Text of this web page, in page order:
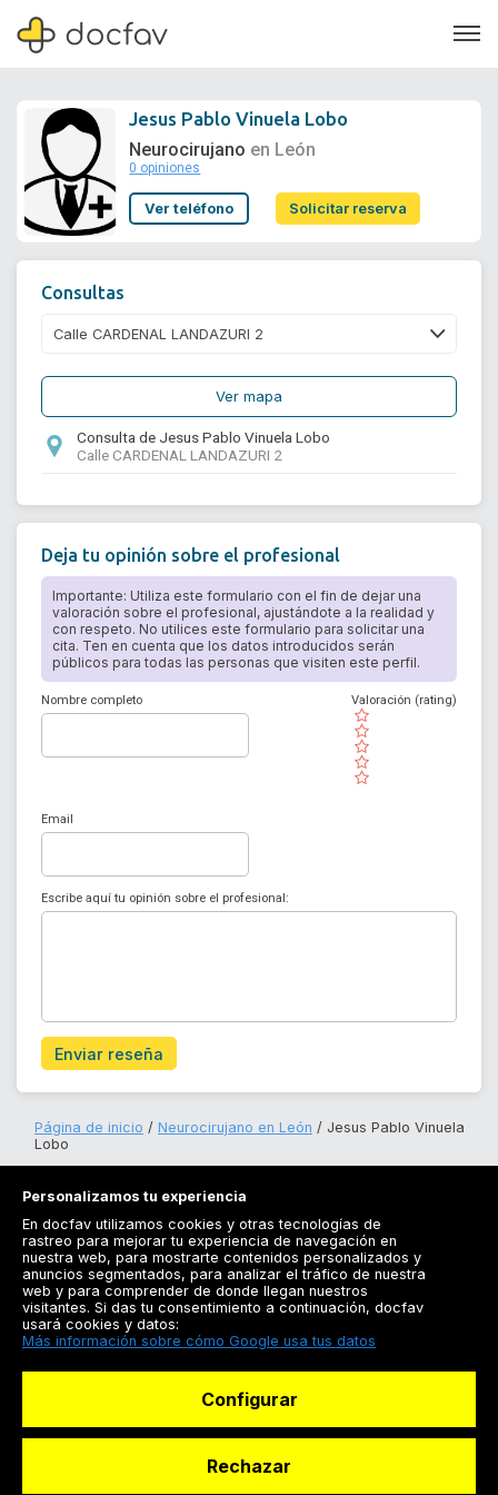
Soporte
Jesus Pablo Vinuela Lobo
Neurocirujano en León
0 opiniones
Ver teléfono Solicitar reserva
Consultas
Ver mapa
Consulta de Jesus Pablo Vinuela Lobo
Calle CARDENAL LANDAZURI 2
Deja tu opinión sobre el profesional
Importante: Utiliza este formulario con el fin de dejar una
valoración sobre el profesional, ajustándote a la realidad y
con respeto. No utilices este formulario para solicitar una
cita. Ten en cuenta que los datos introducidos serán
públicos para todas las personas que visiten este perfil.
Nombre completo
( )
( )
( )
( )
( )
Valoración (rating)
Email
Escribe aquí tu opinión sobre el profesional:
Enviar reseña
Página de inicio Neurocirujano en León
Jesus Pablo Vinuela
Lobo
Registrarse
Docfav
Personalizamos tu experiencia
En docfav utilizamos cookies y otras tecnologías de
rastreo para mejorar tu experiencia de navegación en
nuestra web, para mostrarte contenidos personalizados y
anuncios segmentados, para analizar el tráfico de nuestra
web y para comprender de donde llegan nuestros
visitantes. Si das tu consentimiento a continuación, docfav
usará cookies y datos:
Más información sobre cómo Google usa tus datos
Configurar
Rechazar